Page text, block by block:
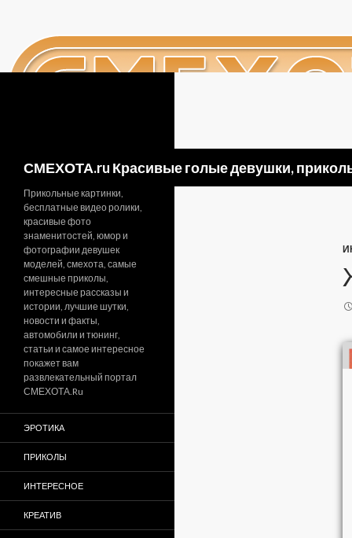
СМЕХОТА.ru Красивые голые девушки,
Прикольные картинки,
бесплатные видео ролики,
красивые фото
знаменитостей, юмор и
фотографии девушек
моделей, смехота, самые
смешные приколы,
интересные рассказы и
истории, лучшие шутки,
новости и факты,
автомобили и тюнинг,
статьи и самое интересное
покажет вам
развлекательный портал
СМЕХОТА.Ru
ЭРОТИКА
ПРИКОЛЫ
ИНТЕРЕСНОЕ
КРЕАТИВ